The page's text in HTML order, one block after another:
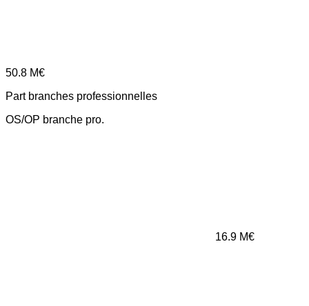
50.8 M€
Part branches professionnelles
OS/OP branche pro.
16.9 M€